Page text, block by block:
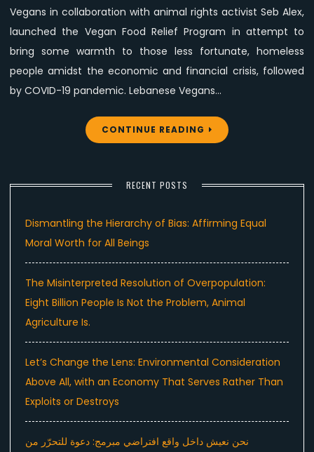
Vegans in collaboration with animal rights activist Seb Alex,
launched the Vegan Food Relief Program in attempt to
bring some warmth to those less fortunate, homeless
people amidst the economic and financial crisis, followed
by COVID-19 pandemic. Lebanese Vegans…
CONTINUE READING
RECENT POSTS
Dismantling the Hierarchy of Bias: Affirming Equal
Moral Worth for All Beings
The Misinterpreted Resolution of Overpopulation:
Eight Billion People Is Not the Problem, Animal
Agriculture Is.
Let’s Change the Lens: Environmental Consideration
Above All, with an Economy That Serves Rather Than
Exploits or Destroys
نحن نعيش داخل واقع افتراضي مبرمج: دعوة للتحرّر من